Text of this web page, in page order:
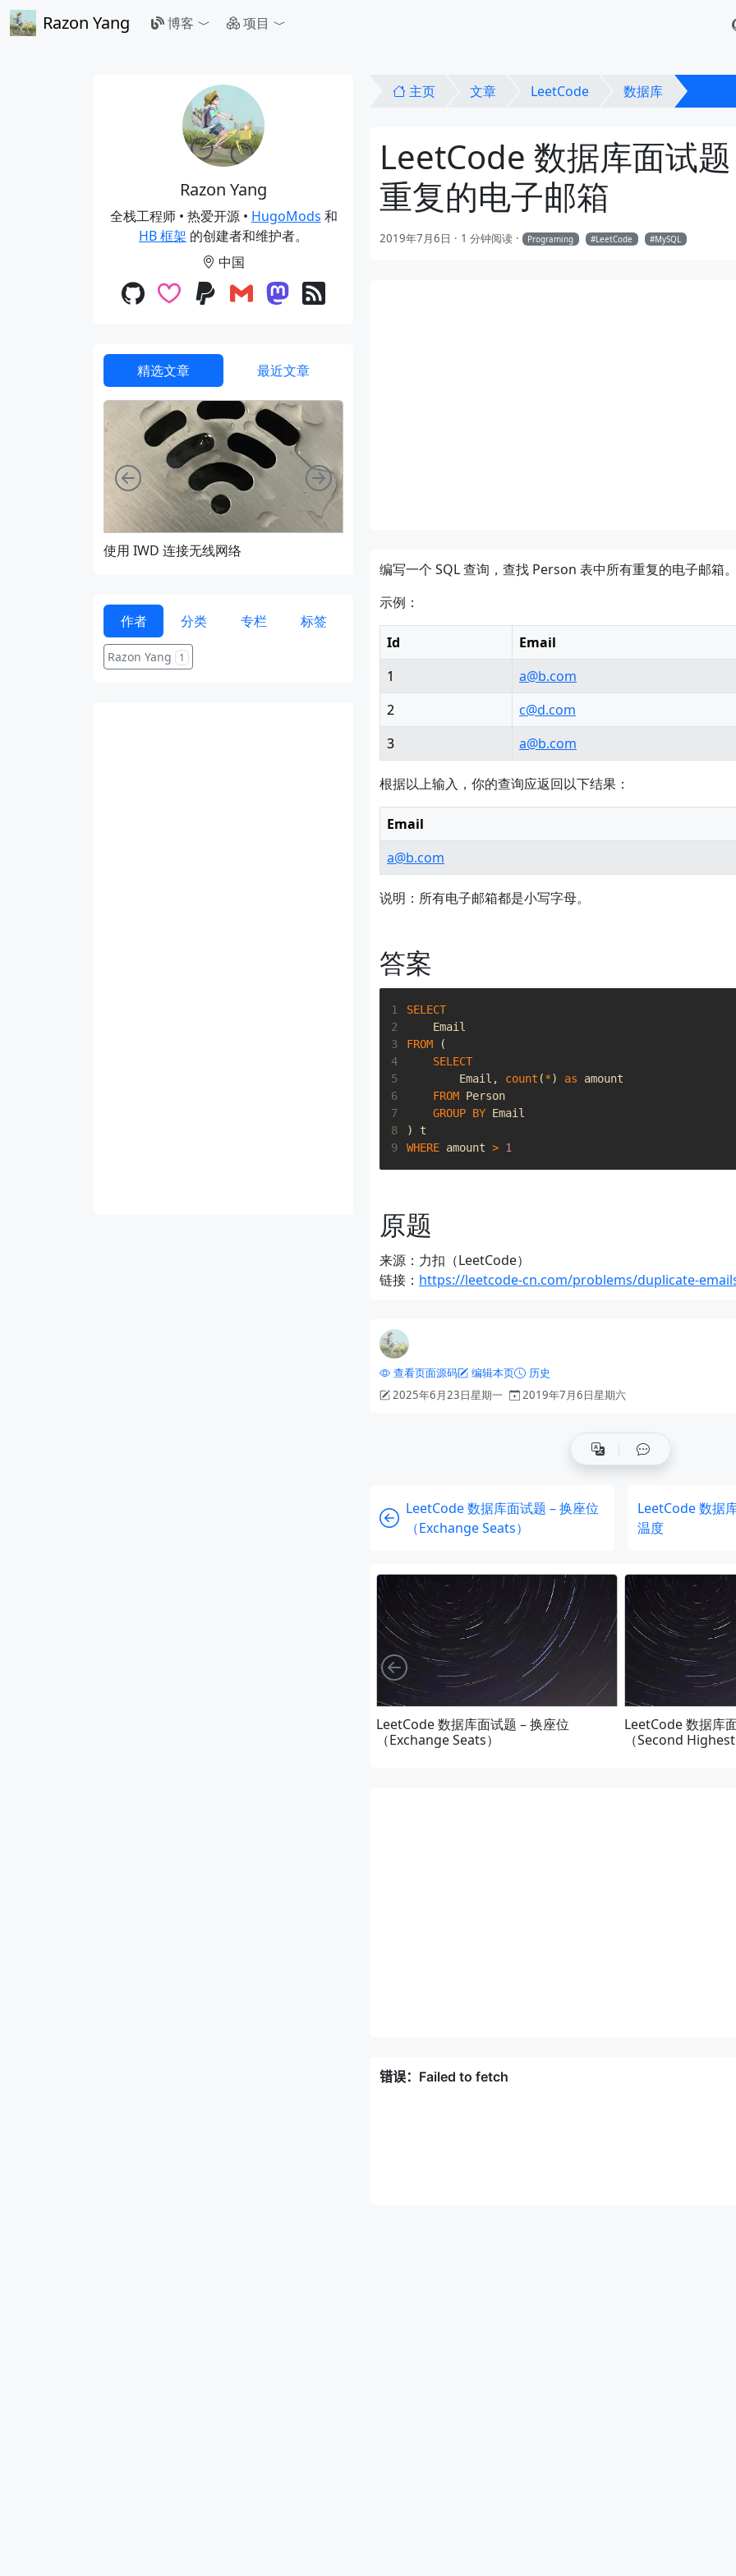
Razon Yang 博客 项目
主页 文章 LeetCode 数据库
LeetCode 数据库面试
重复的电子邮箱
2019年7月6日 1 分钟阅读 Programing LeetCode MySQL
编写一个 SQL 查询，查找 Person 表中所有重复的电子邮箱
示例：
Id
Email
1
a@b.com
2
c@d.com
3
a@b.com
根据以上输入，你的查询应返回以下结果：
Email
a@b.com
说明：所有电子邮箱都是小写字母。
答案
1
SELECT
2
Email
3
FROM
(
4
SELECT
5
Email , count (*) as
amount
6
FROM Person
7
GROUP BY Email
8
)
t
9
WHERE amount > 1
原题
来源：力扣（LeetCode）
链接： https://leetcode-cn.com/problems/duplicate-
查看页面源码 编辑本页
历史
2025年6月23日星期一
2019年7月6日星期六
LeetCode 数据库面试题 – 换座位
（Exchange Seats）
LeetCode 数据
温度
LeetCode 数据库面试题 – 换座位
（Exchange Seats）
LeetCode 数据库
（Second
向左
Razon Yang
全栈工程师 • 热爱开源 • HugoMods 和
HB 框架 的创建者和维护者。
中国
精选文章 最近文章
使用 IWD 连接无线网络
向左 向右
作者 分类 专栏 标签
Razon Yang 1